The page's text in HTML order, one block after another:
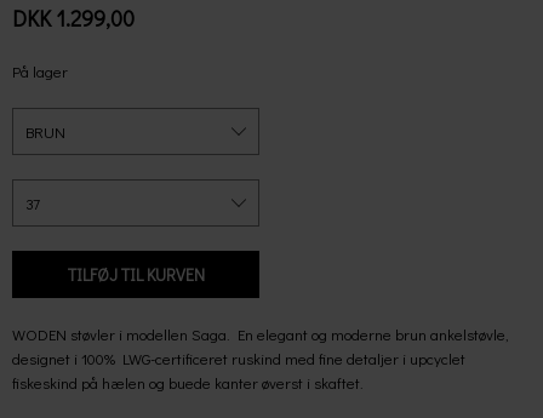
DKK 1.299,00
På lager
WODEN støvler i modellen Saga. En elegant og moderne brun ankelstøvle,
designet i 100% LWG-certificeret ruskind med fine detaljer i upcyclet
fiskeskind på hælen og buede kanter øverst i skaftet.